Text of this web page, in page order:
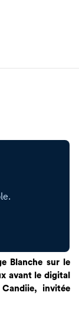
Blanche sur le
avant le digital
invitée